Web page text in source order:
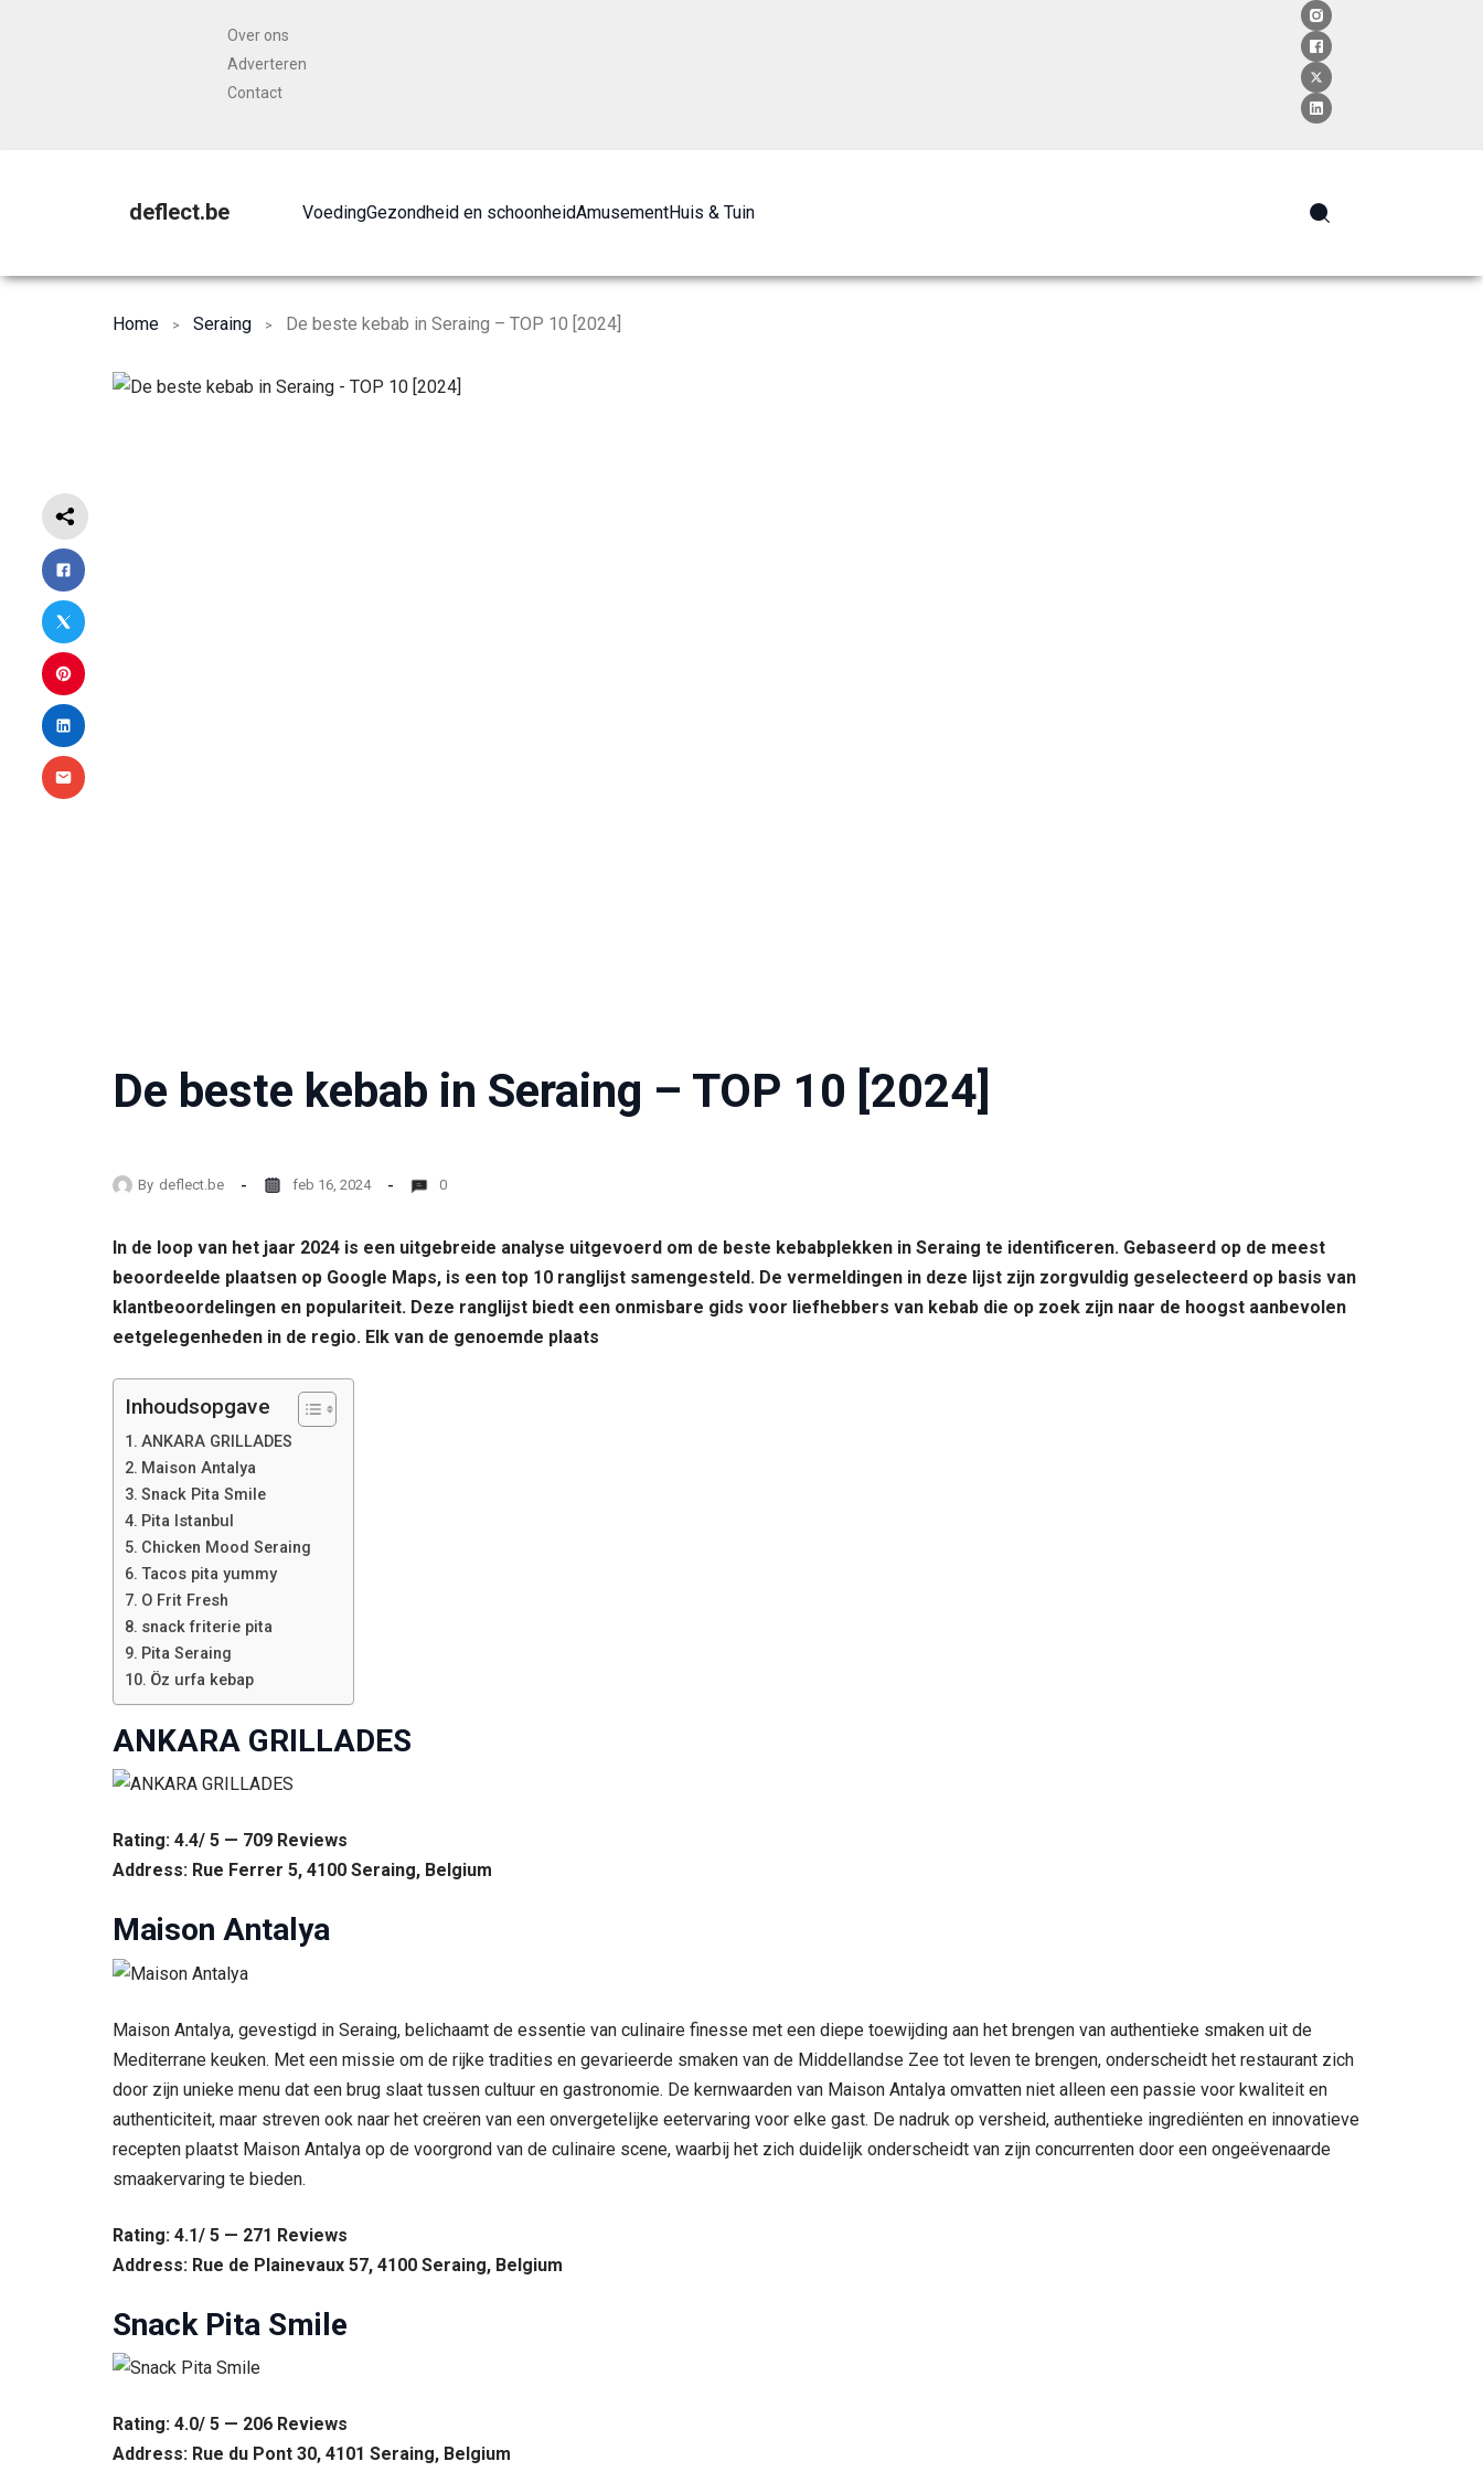
Over ons
Adverteren
Contact
deflect.be VoedingGezondheid en schoonheidAmusementHuis & Tuin
Home Seraing De beste kebab in Seraing – TOP 10 [2024]
De beste kebab in Seraing – TOP 10 [2024]
By deflect.be feb 16, 2024 0
In de loop van het jaar 2024 is een uitgebreide analyse uitgevoerd om de beste kebabplekken in Seraing te identificeren. Gebaseerd op de meest
beoordeelde plaatsen op Google Maps, is een top 10 ranglijst samengesteld. De vermeldingen in deze lijst zijn zorgvuldig geselecteerd op basis van
klantbeoordelingen en populariteit. Deze ranglijst biedt een onmisbare gids voor liefhebbers van kebab die op zoek zijn naar de hoogst aanbevolen
eetgelegenheden in de regio. Elk van de genoemde plaats
Inhoudsopgave
ANKARA GRILLADES
Maison Antalya
Snack Pita Smile
Pita Istanbul
Chicken Mood Seraing
Tacos pita yummy
O Frit Fresh
snack friterie pita
Pita Seraing
Öz urfa kebap
ANKARA GRILLADES
Rating: 4.4/ 5 — 709 Reviews
Address: Rue Ferrer 5, 4100 Seraing, Belgium
Maison Antalya
Maison Antalya, gevestigd in Seraing, belichaamt de essentie van culinaire finesse met een diepe toewijding aan het brengen van authentieke smaken uit de
Mediterrane keuken. Met een missie om de rijke tradities en gevarieerde smaken van de Middellandse Zee tot leven te brengen, onderscheidt het restaurant zich
door zijn unieke menu dat een brug slaat tussen cultuur en gastronomie. De kernwaarden van Maison Antalya omvatten niet alleen een passie voor kwaliteit en
authenticiteit, maar streven ook naar het creëren van een onvergetelijke eetervaring voor elke gast. De nadruk op versheid, authentieke ingrediënten en innovatieve
recepten plaatst Maison Antalya op de voorgrond van de culinaire scene, waarbij het zich duidelijk onderscheidt van zijn concurrenten door een ongeëvenaarde
smaakervaring te bieden.
Rating: 4.1/ 5 — 271 Reviews
Address: Rue de Plainevaux 57, 4100 Seraing, Belgium
Snack Pita Smile
Rating: 4.0/ 5 — 206 Reviews
Address: Rue du Pont 30, 4101 Seraing, Belgium